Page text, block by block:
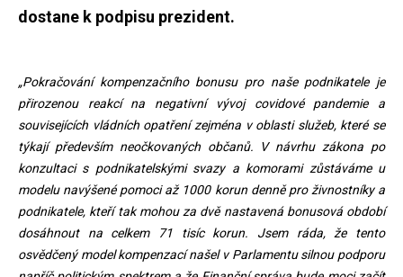
dostane k podpisu prezident.
„Pokračování kompenzačního bonusu pro naše podnikatele je
přirozenou reakcí na negativní vývoj covidové pandemie a
souvisejících vládních opatření zejména v oblasti služeb, které se
týkají především neočkovaných občanů. V návrhu zákona po
konzultaci s podnikatelskými svazy a komorami zůstáváme u
modelu navýšené pomoci až 1000 korun denně pro živnostníky a
podnikatele, kteří tak mohou za dvě nastavená bonusová období
dosáhnout na celkem 71 tisíc korun. Jsem ráda, že tento
osvědčený model kompenzací našel v Parlamentu silnou podporu